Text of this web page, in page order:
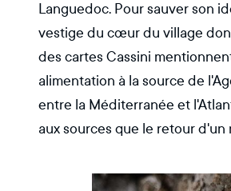
Languedoc. Pour sauver son
vestige du cœur du village
des cartes Cassini
alimentation à la source de
entre la Méditerranée et
aux sources que le retour